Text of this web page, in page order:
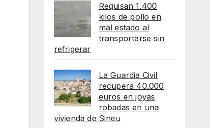
Requisan 1.400
kilos de pollo en
mal estado al
transportarse sin
refrigerar
La Guardia Civil
recupera 40.000
euros en joyas
robadas en una
vivienda de Sineu